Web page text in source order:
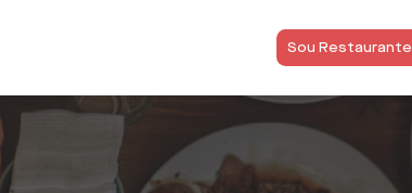
Sou Restaurante